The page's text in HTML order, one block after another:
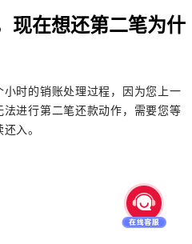
现在想还第二笔为什
时的销账处理过程，因为您上一
进行第二笔还款动作，需要您等
入。